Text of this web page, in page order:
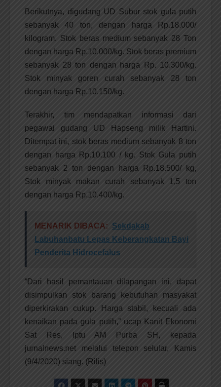
Berikutnya, digudang UD Subur stok gula putih
sebanyak 40 ton, dengan harga Rp.18.000/
kilogram. Stok beras medium sebanyak 28 Ton
dengan harga Rp.10.000/kg. Stok beras premium
sebanyak 28 ton dengan harga Rp. 10.300/kg.
Stok minyak goren curah sebanyak 28 ton
dengan harga Rp.10.150/kg.
Terakhir, tim mendapatkan informasi dari
pegawai gudang UD Hapseng milik Hartini.
Ditempat ini, stok beras medium sebanyak 8 ton
dengan harga Rp.10.100 / kg. Stok Gula putih
sebanyak 2 ton dengan harga Rp.18.500/ kg,
Stok minyak makan curah sebanyak 1,5 ton
dengan harga Rp.10.400/kg.
MENARIK DIBACA: Sekdakab
Labuhanbatu Lepas Keberangkatan Bayi
Penderita Hidrocefalus
“Dari hasil pemantauan dilapangan ini, dapat
disimpulkan stok barang kebutuhan masyakat
diperkirakan cukup. Harga stabil, kecuali ada
kenaikan pada gula putih,” ucap Kanit Ekonomi
Sat Res, Iptu AM Purba SH, kepada
jurnalnews.net melalui telepon selular, Kamis
(9/4/2020) siang. (Rilis)